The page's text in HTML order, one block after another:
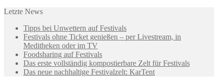
Letzte News
Tipps bei Unwettern auf Festivals
Festivals ohne Ticket genießen – per Livestream, in
Meditheken oder im TV
Foodsharing auf Festivals
Das erste vollständig kompostierbare Zelt für Festivals
Das neue nachhaltige Festivalzelt: KarTent